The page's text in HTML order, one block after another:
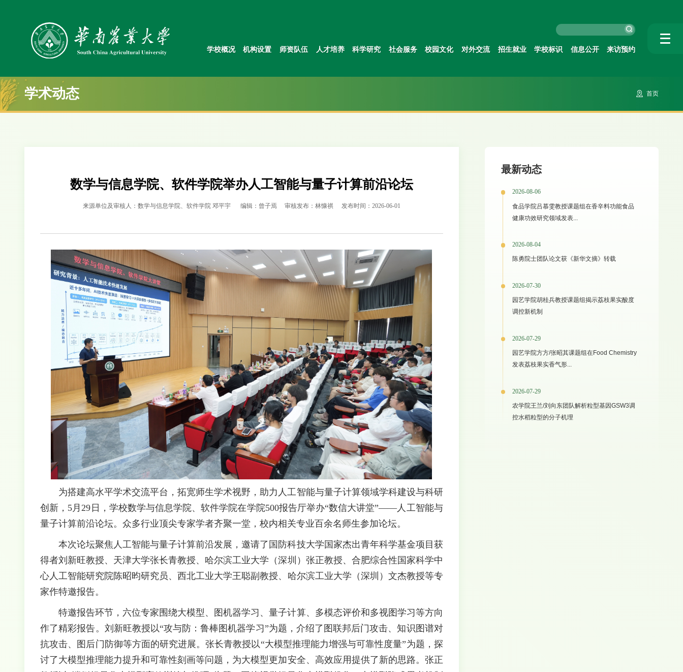
学校概况 机构设置 师资队伍 人才培养 科学研究 社会服务 校园文化 对外交流 招生就业 学校标识 信息公开 来访预约
学术动态 首页
数学与信息学院、软件学院举办人工智能与量子计算前沿论坛
来源单位及审核人：数学与信息学院、软件学院 邓平宇 编辑：曾子焉 审核发布：林慷祺 发布时间：2026-06-01
为搭建高水平学术交流平台，拓宽师生学术视野，助力人工智能与量子计算领域学科建设与科研
创新，5月29日，学校数学与信息学院、软件学院在学院500报告厅举办“数信大讲堂”——人工智能与
量子计算前沿论坛。众多行业顶尖专家学者齐聚一堂，校内相关专业百余名师生参加论坛。
本次论坛聚焦人工智能与量子计算前沿发展，邀请了国防科技大学国家杰出青年科学基金项目获
得者刘新旺教授、天津大学张长青教授、哈尔滨工业大学（深圳）张正教授、合肥综合性国家科学中
心人工智能研究院陈昭昀研究员、西北工业大学王聪副教授、哈尔滨工业大学（深圳）文杰教授等专
家作特邀报告。
特邀报告环节，六位专家围绕大模型、图机器学习、量子计算、多模态评价和多视图学习等方向
作了精彩报告。刘新旺教授以“攻与防：鲁棒图机器学习”为题，介绍了图联邦后门攻击、知识图谱对
抗攻击、图后门防御等方面的研究进展。张长青教授以“大模型推理能力增强与可靠性度量”为题，探
讨了大模型推理能力提升和可靠性刻画等问题，为大模型更加安全、高效应用提供了新的思路。张正
最新动态
2026-08-06
食品学院吕慕雯教授课题组在香辛料功能食品
健康功效研究领域发表...
2026-08-04
陈勇院士团队论文获《新华文摘》转载
2026-07-30
园艺学院胡桂兵教授课题组揭示荔枝果实酸度
调控新机制
2026-07-29
园艺学院方方/张昭其课题组在Food Chemistry
发表荔枝果实香气形...
2026-07-29
农学院王兰/刘向东团队解析粒型基因GSW3调
控水稻粒型的分子机理